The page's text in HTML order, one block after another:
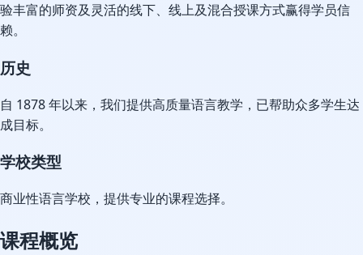
验丰富的师资及灵活的线下、线上及混合授课方式赢得学员信
赖。
历史
自 1878 年以来，我们提供高质量语言教学，已帮助众多学生达
成目标。
学校类型
商业性语言学校，提供专业的课程选择。
课程概览